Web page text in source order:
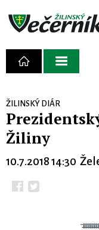
ŽILINSKÝ DIÁR
Žiliny
10.7.2018 14:30